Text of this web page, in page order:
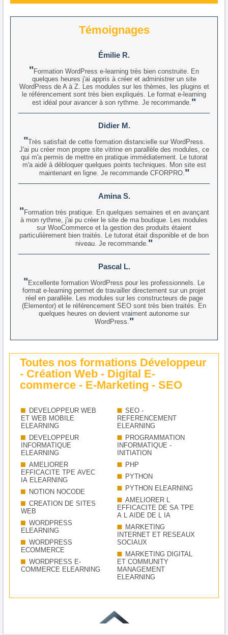
Témoignages
Émilie R.
Formation WordPress e-learning très bien construite. En
quelques heures j'ai appris à créer et administrer un site
WordPress de A à Z. Les modules sur les thèmes, les plugins et
le référencement sont très bien expliqués. Le format e-learning
est idéal pour avancer à son rythme. Je recommande.
Didier M.
Très satisfait de cette formation distancielle sur WordPress.
J'ai pu créer mon propre site vitrine en parallèle des modules, ce
qui m'a permis de mettre en pratique immédiatement. Le tutorat
m'a aidé à débloquer quelques points techniques. Mon site est
maintenant en ligne. Je recommande CFORPRO.
Amina S.
Formation très pratique. En quelques semaines et en avançant
à mon rythme, j'ai pu créer le site de ma boutique. Les modules
sur WooCommerce et la gestion des produits étaient
particulièrement bien traités. Le tutorat était disponible et de bon
niveau. Je recommande.
Pascal L.
Excellente formation WordPress pour les professionnels. Le
format e-learning permet de travailler directement sur un projet
réel en parallèle. Les modules sur les constructeurs de page
(Elementor) et le référencement SEO sont très bien traités. En
quelques heures on devient vraiment autonome sur
WordPress.
Toutes nos formations Développeur
- Création Web - Digital E-
commerce - E-Marketing - SEO
DEVELOPPEUR WEB
ET WEB MOBILE
ELEARNING
DEVELOPPEUR
INFORMATIQUE
ELEARNING
AMELIORER
EFFICACITE TPE AVEC
IA ELEARNING
NOTION NOCODE
CREATION DE SITES
WEB
WORDPRESS
ELEARNING
WORDPRESS
ECOMMERCE
WORDPRESS E-
COMMERCE ELEARNING
SEO -
REFERENCEMENT
ELEARNING
PROGRAMMATION
INFORMATIQUE -
INITIATION
PHP
PYTHON
PYTHON ELEARNING
AMELIORER L
EFFICACITE DE SA TPE
A L AIDE DE L IA
MARKETING
INTERNET ET RESEAUX
SOCIAUX
MARKETING DIGITAL
ET COMMUNITY
MANAGEMENT
ELEARNING